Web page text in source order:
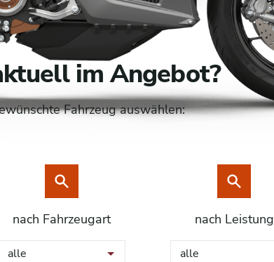
im Angebot?
Fahrzeug auswählen:
nach Fahrzeugart
alle
nach Leistung
alle